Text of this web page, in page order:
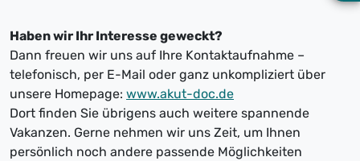
Haben wir Ihr Interesse geweckt?
Dann freuen wir uns auf Ihre Kontaktaufnahme –
telefonisch, per E-Mail oder ganz unkompliziert über
unsere Homepage: www.akut-doc.de
Dort finden Sie übrigens auch weitere spannende
Vakanzen. Gerne nehmen wir uns Zeit, um Ihnen
persönlich noch andere passende Möglichkeiten